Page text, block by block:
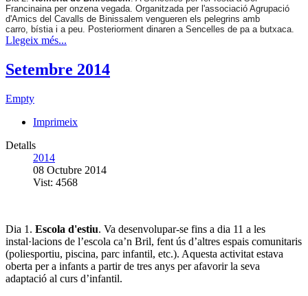
Francinaina per onzena vegada. Organitzada per l'associació Agrupació
d'Amics del Cavalls de Binissalem vengueren els pelegrins amb
carro, bístia i a peu. Posteriorment dinaren a Sencelles de pa a butxaca.
Llegeix més...
Setembre 2014
Empty
Imprimeix
Detalls
2014
08 Octubre 2014
Vist: 4568
Dia 1. Escola d'estiu. Va desenvolupar-se fins a dia 11 a les
instal·lacions de l’escola ca’n Bril, fent ús d’altres espais comunitaris
(poliesportiu, piscina, parc infantil, etc.). Aquesta activitat estava
oberta per a infants a partir de tres anys per afavorir la seva
adaptació al curs d’infantil.